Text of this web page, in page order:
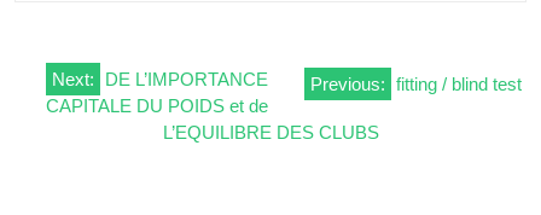
Navigation
de
Previous: fitting / blind test
Next:
DE L’IMPORTANCE
CAPITALE DU POIDS et de
L’EQUILIBRE DES CLUBS